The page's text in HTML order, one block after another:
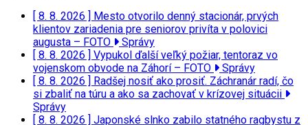
[ 8. 8. 2026 ] Mesto otvorilo denný stacionár, prvých
klientov zariadenia pre seniorov privíta v polovici
augusta – FOTO
Správy
[ 8. 8. 2026 ] Vypukol ďalší veľký požiar, tentoraz vo
vojenskom obvode na Záhorí – FOTO
Správy
[ 8. 8. 2026 ] Radšej nosiť ako prosiť. Záchranár radí, čo
si zbaliť na túru a ako sa zachovať v krízovej situácii
Správy
[ 8. 8. 2026 ] Japonské slnko zabilo statného ragbystu z